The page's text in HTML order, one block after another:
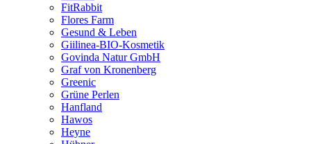
FitRabbit
Flores Farm
Gesund & Leben
Giilinea-BIO-Kosmetik
Govinda Natur GmbH
Graf von Kronenberg
Greenic
Grüne Perlen
Hanfland
Hawos
Heyne